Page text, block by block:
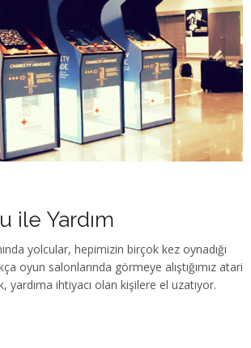
ile Yardım
yolcular, hepimizin birçok kez oynadığı
oyun salonlarında görmeye alıştığımız atari
yardıma ihtiyacı olan kişilere el uzatıyor.